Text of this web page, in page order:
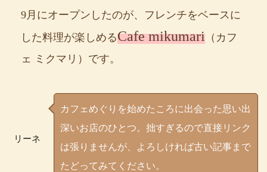
9月にオープンしたのが、フレンチをベースに
した料理が楽しめるCafe mikumari （カフ
ェ ミクマリ）です。
リーネ
カフェめぐりを始めたころに出会った思い出
深いお店のひとつ。拙すぎるので直接リンク
は張りませんが、よろしければ古い記事まで
たどってみてください。